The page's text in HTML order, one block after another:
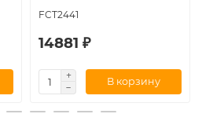
FCT2441
14881 ₽
В корзину